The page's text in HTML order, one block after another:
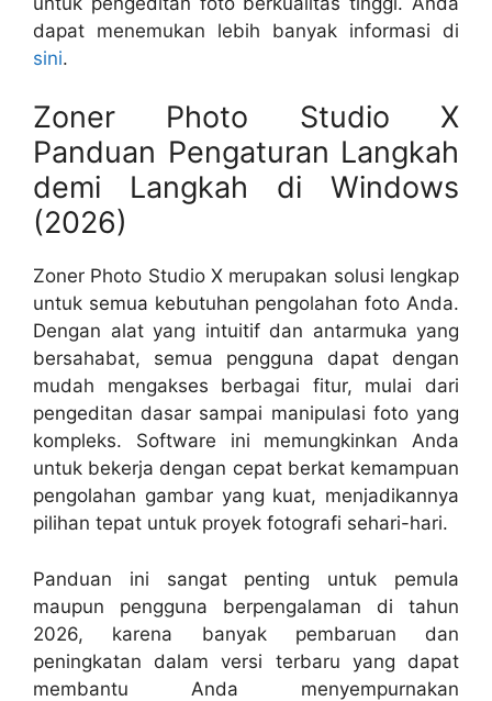
dapat menemukan lebih banyak informasi di
sini.
Zoner Photo Studio X
Panduan Pengaturan Langkah
demi Langkah di Windows
(2026)
Zoner Photo Studio X merupakan solusi lengkap
untuk semua kebutuhan pengolahan foto Anda.
Dengan alat yang intuitif dan antarmuka yang
bersahabat, semua pengguna dapat dengan
mudah mengakses berbagai fitur, mulai dari
pengeditan dasar sampai manipulasi foto yang
kompleks. Software ini memungkinkan Anda
untuk bekerja dengan cepat berkat kemampuan
pengolahan gambar yang kuat, menjadikannya
pilihan tepat untuk proyek fotografi sehari-hari.
Panduan ini sangat penting untuk pemula
maupun pengguna berpengalaman di tahun
2026, karena banyak pembaruan dan
peningkatan dalam versi terbaru yang dapat
membantu Anda menyempurnakan